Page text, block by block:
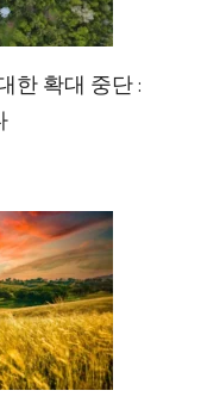
한 확대 중단 :